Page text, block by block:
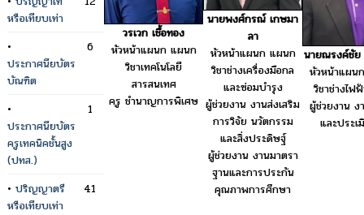
หรือเทียบเท่า
•
ประกาศนียบัตร
บัณฑิต
6
•
ประกาศนียบัตร
ครูเทคนิคชั้นสูง
(ปทส.)
1
• ปริญญาตรี
หรือเทียบเท่า
41
วรเวก เชื้อทอง
หัวหน้าแผนก แผนก
วิชาเทคโนโลยี
สารสนเทศ
ครู ชำนาญการพิเศษ
นายพงศ์กรณ์ เกษมา
ลา
หัวหน้าแผนก แผนก
วิชาช่างเครื่องมือกล
และซ่อมบำรุง
ผู้ช่วยงาน งานส่งเสริม
การวิจัย นวัตกรรม
และสิ่งประดิษฐ์
ผู้ช่วยงาน งานมาตรา
ฐานและการประกัน
คุณภาพการศึกษา
นายณรงค์ชัย
หัวหน้าแผน
วิชาช่างไฟ
ผู้ช่วยงาน ง
และประเ